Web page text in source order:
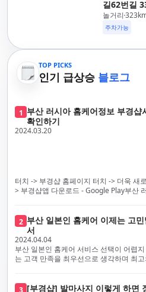
길62번길
놀거리 323
주차가능
TOP PICKS
인기 급상승 블로그
1 부산 러시아 홈케어정보 부경샵
확인하기
2024.03.20
터치 -> 부경샵 홈페이지 터치 -> 더욱 새
> 부경샵앱 다운로드 - Google Play부산
스의 모든 과정을 후불제로 운영합니다.
기 위한 부경샵의 약속입니다.부경샵은
제공하는 깨끗하고 전문적으로 훈련된 관
랑스럽게 생각합니다. 이는 프리미엄 부
위한 부경샵의 노력의 일환입니다.현 시
하고 개인의 건강 상태를 지속적으로 모
2 부산 일본인 홈케어 이제는 고
서
2024.04.04
부산 일본인 홈케어 서비스 선택이 어렵
는 고객 만족을 최우선으로 생각하며 최
프리미엄 부산 일본인 홈케어 경험을 제
3 [부경샵] 발마사지 이렇게 하면